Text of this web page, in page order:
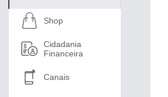
Shop
Cidadania
Financeira
Canais